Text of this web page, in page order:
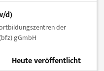
d)
der
gGmbH
Heute veröffentlicht